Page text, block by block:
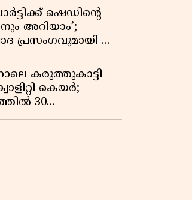
ഷെഡിൻ്റെ
അറിയാം’;
പ്രസംഗവുമായി കെ
കരുത്തുകാട്ടി
കെയർ;
30